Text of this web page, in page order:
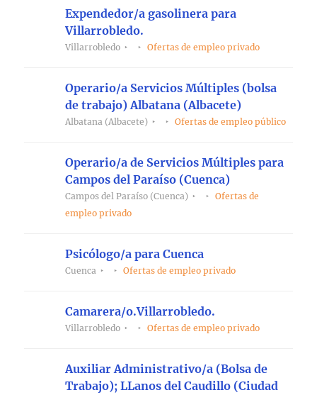
Expendedor/a gasolinera para
Villarrobledo.
Villarrobledo Ofertas de empleo privado
Operario/a Servicios Múltiples (bolsa
de trabajo) Albatana (Albacete)
Albatana (Albacete) Ofertas de empleo público
Operario/a de Servicios Múltiples para
Campos del Paraíso (Cuenca)
Campos del Paraíso (Cuenca)
Ofertas de
empleo privado
Psicólogo/a para Cuenca
Cuenca Ofertas de empleo privado
Camarera/o.Villarrobledo.
Villarrobledo Ofertas de empleo privado
Auxiliar Administrativo/a (Bolsa de
Trabajo); LLanos del Caudillo (Ciudad